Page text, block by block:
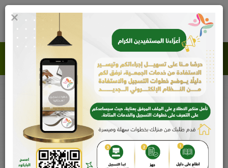
0
جمعية العمران الخيرية للخدمات الإنسانية
مكتبة الصور
اللقاء التعريفي ببرامج بنك التنمية الاجتماعية
اجتماع لقاء تعريفي ببرامج بنك التنمية الاجتماعي بقاعة الاجتماعات بالجمعية.
×